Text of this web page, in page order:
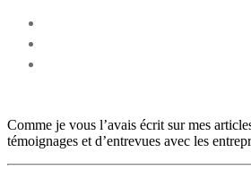
Comme je vous l’avais écrit sur mes
témoignages et d’entrevues avec les